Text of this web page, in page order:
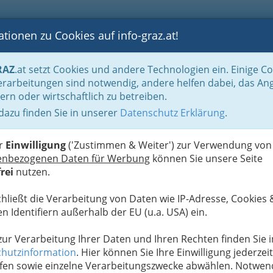
BLOGS FOTOS GASTRONOMIE BRANCHEN
zu Cookies auf info-graz.at!
.at setzt Cookies und andere Technologien ein. Einige
sind notwendig, andere helfen dabei, das
oder wirtschaftlich zu betreiben.
finden Sie in unserer Datenschutz Erklärung.
Einwilligung('Zustimmen & Weiter') zur Verwendung von
Daten für Werbung können Sie unsere Seite
nutzen.
die Verarbeitung von Daten wie IP-Adresse, Cookies
Identifiern außerhalb der EU (u.a. USA) ein.
Verarbeitung Ihrer Daten und Ihren Rechten finden Sie
. Hier können Sie Ihre Einwilligung jederzeit
sowie einzelne Verarbeitungszwecke abwählen.
& Handwerk, Gliederung der WKO Gewerbe und Handwerk am Bau